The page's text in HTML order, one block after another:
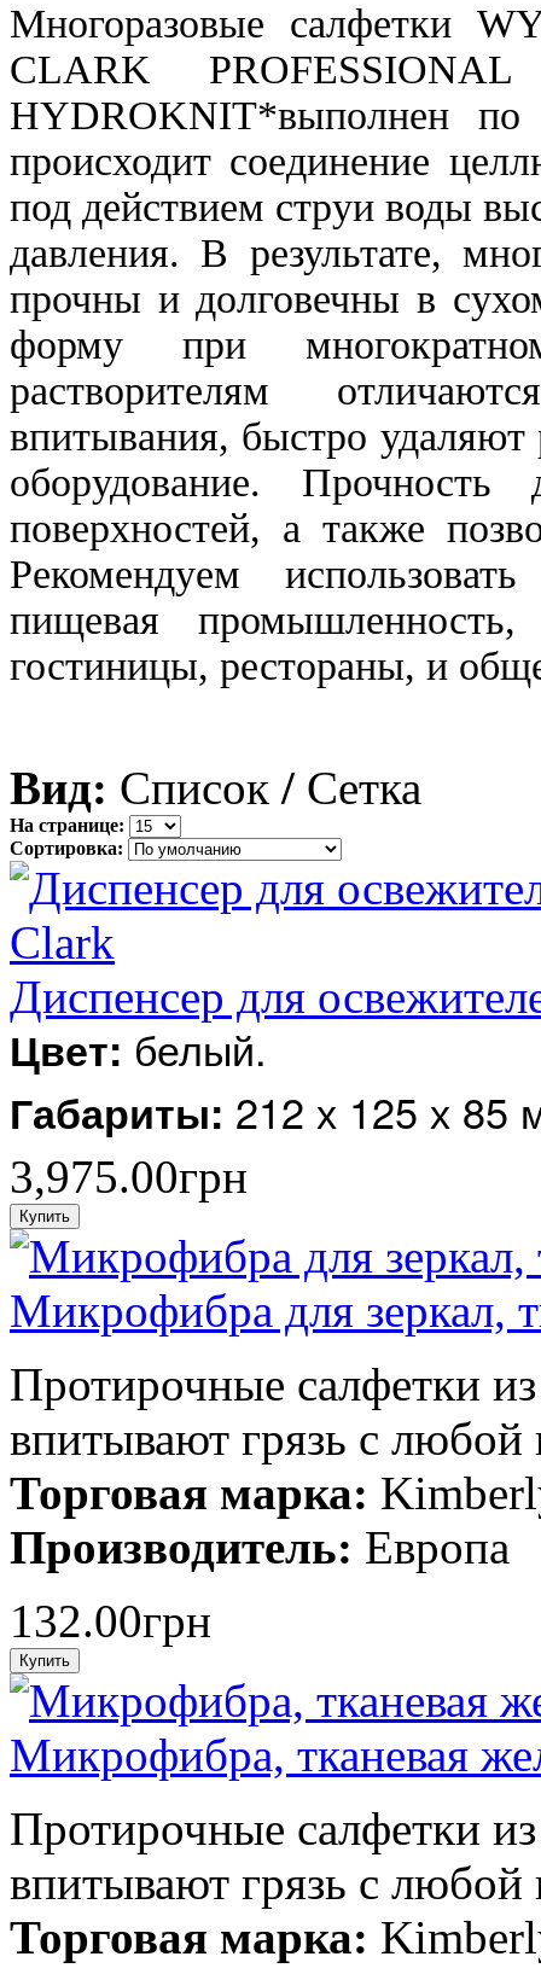
Многоразовые салфетки
CLARK PROFESSIONAL
HYDROKNIT*выполнен по
происходит соединение
под действием струи воды
давления. В результате,
прочны и долговечны в
форму при
растворителям
впитывания, быстро
оборудование.
поверхностей, а также
Рекомендуем
пищевая
гостиницы, рестораны, и
Вид: Список / Сетка
На странице:
Сортировка:
Диспенсер для
Цвет: белый.
Габариты: 212 х 125 х 85
3,975.00грн
Микрофибра для зеркал,
Протирочные салфетки
впитывают грязь с любой
Торговая марка:
Производитель: Европа
132.00грн
Микрофибра, тканевая
Протирочные салфетки
впитывают грязь с любой
Торговая марка: